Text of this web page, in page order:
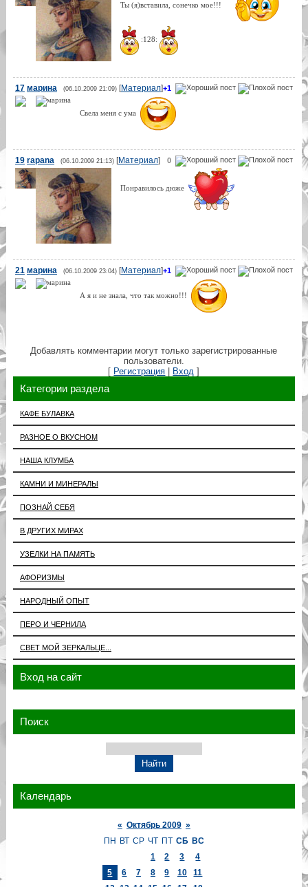
Ты (я)вставила, сонечко мое!!!
:128:
+1
17 марина (06.10.2009 21:09)[Материал]
Свела меня с ума
0
19 rapana (06.10.2009 21:13)[Материал]
Понравилось дюже
+1
21 марина (06.10.2009 23:04)[Материал]
А я и не знала, что так можно!!!
Добавлять комментарии могут только зарегистрированные
пользователи.
[ Регистрация | Вход ]
Категории раздела
КАФЕ БУЛАВКА
РАЗНОЕ О ВКУСНОМ
НАША КЛУМБА
КАМНИ И МИНЕРАЛЫ
ПОЗНАЙ СЕБЯ
В ДРУГИХ МИРАХ
УЗЕЛКИ НА ПАМЯТЬ
АФОРИЗМЫ
НАРОДНЫЙ ОПЫТ
ПЕРО И ЧЕРНИЛА
СВЕТ МОЙ ЗЕРКАЛЬЦЕ...
Вход на сайт
Поиск
Календарь
« Октябрь 2009 »
ПН ВТ СР ЧТ ПТ СБ ВС
1
2 3
4
5
6 7 8 9 10
11